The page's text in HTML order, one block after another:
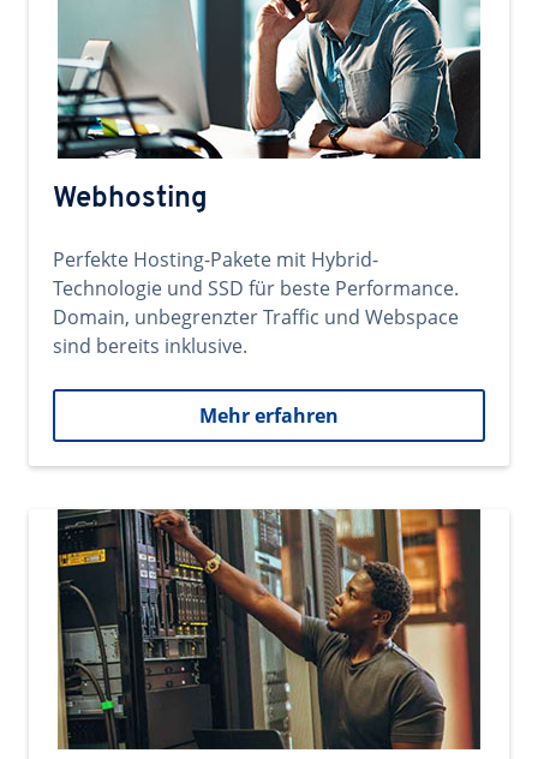
Webhosting
Perfekte Hosting-Pakete mit Hybrid-
Technologie und SSD für beste Performance.
Domain, unbegrenzter Traffic und Webspace
sind bereits inklusive.
Mehr erfahren